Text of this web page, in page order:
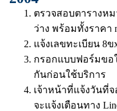
ตรวจสอบตารางห
ว่าง พร้อมทั้งราคา
แจ้งเลขทะเบียน 8
กรอกแบบฟอร์มขอ
กันก่อนใช้บริการ
เจ้าหน้าที่แจ้งวันที่จ
จะแจ้งเตือนทาง